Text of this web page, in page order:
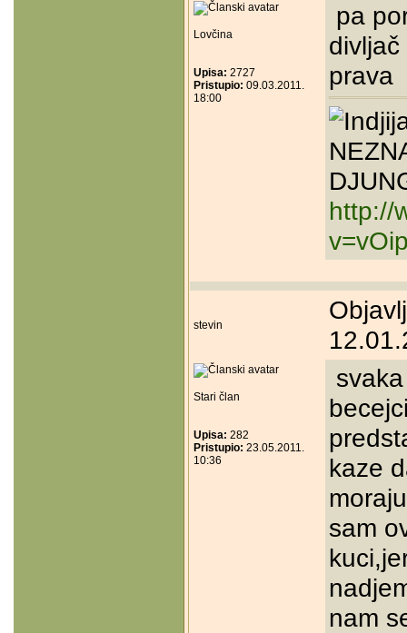
Lovčina
Upisa: 2727
Pristupio: 09.03.2011.
18:00
pa
prava
http://
stevin
Stari član
Upisa: 282
Pristupio: 23.05.2011.
10:36
kaze
sam
nam